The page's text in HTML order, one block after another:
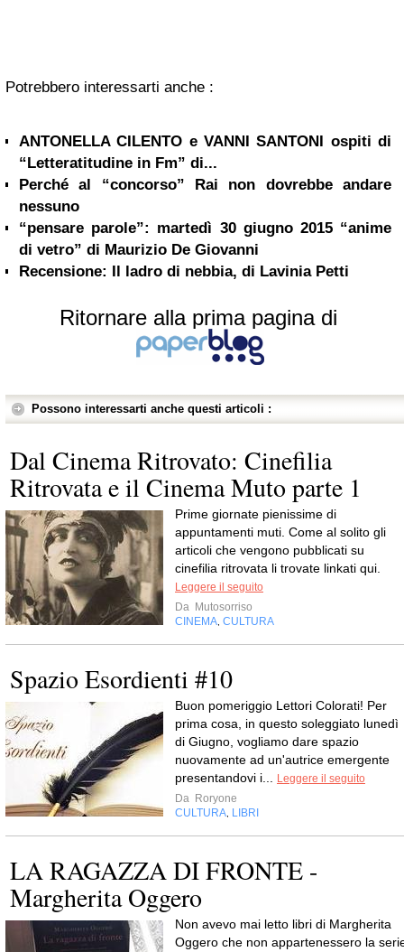
Potrebbero interessarti anche :
ANTONELLA CILENTO e VANNI SANTONI ospiti di
“Letteratitudine in Fm” di...
Perché al “concorso” Rai non dovrebbe andare
nessuno
“pensare parole”: martedì 30 giugno 2015 “anime
di vetro” di Maurizio De Giovanni
Recensione: Il ladro di nebbia, di Lavinia Petti
Ritornare alla prima pagina di
Possono interessarti anche questi articoli :
Dal Cinema Ritrovato: Cinefilia
Ritrovata e il Cinema Muto parte 1
Prime giornate pienissime di
appuntamenti muti. Come al solito gli
articoli che vengono pubblicati su
cinefilia ritrovata li trovate linkati qui.
Leggere il seguito
Da Mutosorriso
CINEMA CULTURA
Spazio Esordienti #10
Buon pomeriggio Lettori Colorati! Per
prima cosa, in questo soleggiato lunedì
di Giugno, vogliamo dare spazio
nuovamente ad un'autrice emergente
presentandovi i...
Leggere il seguito
Da Roryone
CULTURA LIBRI
LA RAGAZZA DI FRONTE -
Margherita Oggero
Non avevo mai letto libri di Margherita
Oggero che non appartenessero la